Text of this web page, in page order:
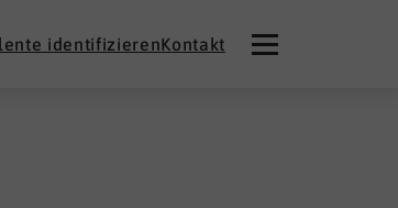
identifizierenKontakt